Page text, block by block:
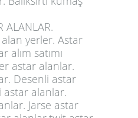
ALANLAR.
alan yerler. Astar
alım satımı
astar alanlar.
Desenli astar
astar alanlar.
Jarse astar